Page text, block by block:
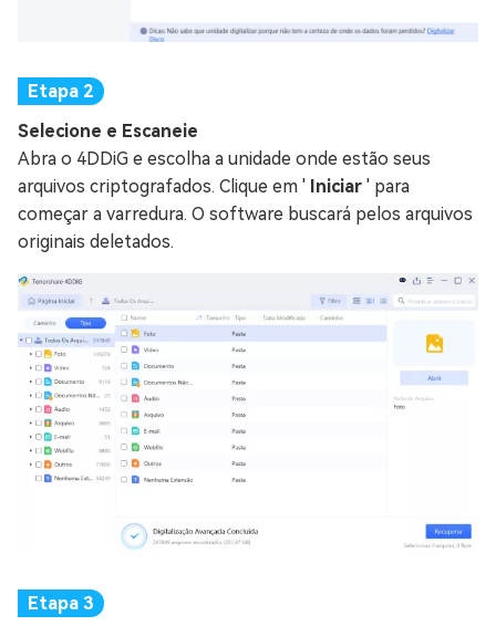
Selecione e Escaneie
Abra o 4DDiG e escolha a unidade onde estão seus
arquivos criptografados. Clique em ' Iniciar ' para
começar a varredura. O software buscará pelos arquivos
originais deletados.